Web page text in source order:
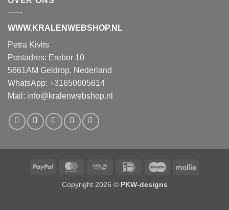
WWW.KRALENWEBSHOP.NL
Petra Kivits
Postadres: Erebor 10
5661AM Geldrop, Nederland
WhatsApp: +31650605614
Mail: info@kralenwebshop.nl
PayPal MasterCardCash
Pickup
IDeal Maestro Mollie
Copyright 2026 © PKW-designs